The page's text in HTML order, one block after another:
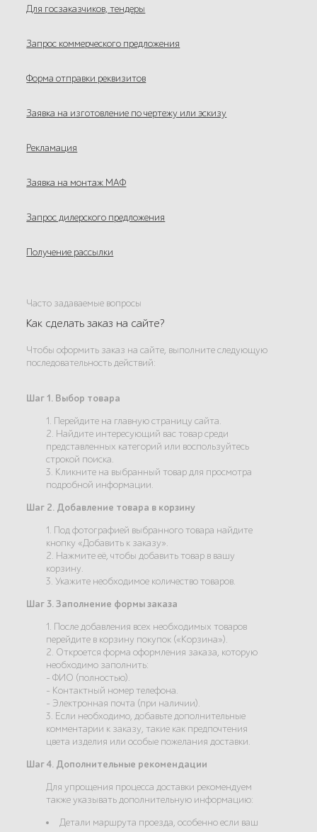
Для госзаказчиков, тендеры
Запрос коммерческого предложения
Форма отправки реквизитов
Заявка на изготовление по чертежу или эскизу
Рекламация
Заявка на монтаж МАФ
Запрос дилерского предложения
Получение рассылки
Часто задаваемые вопросы
Как сделать заказ на сайте?
Чтобы оформить заказ на сайте, выполните следующую
последовательность действий:
Шаг 1. Выбор товара
1. Перейдите на главную страницу сайта.
2. Найдите интересующий вас товар среди
представленных категорий или воспользуйтесь
строкой поиска.
3. Кликните на выбранный товар для просмотра
подробной информации.
Шаг 2. Добавление товара в корзину
1. Под фотографией выбранного товара найдите
кнопку «Добавить к заказу».
2. Нажмите её, чтобы добавить товар в вашу
корзину.
3. Укажите необходимое количество товаров.
Шаг 3. Заполнение формы заказа
1. После добавления всех необходимых товаров
перейдите в корзину покупок («Корзина»).
2. Откроется форма оформления заказа, которую
необходимо заполнить:
- ФИО (полностью).
- Контактный номер телефона.
- Электронная почта (при наличии).
3. Если необходимо, добавьте дополнительные
комментарии к заказу, такие как предпочтения
цвета изделия или особые пожелания доставки.
Шаг 4. Дополнительные рекомендации
Для упрощения процесса доставки рекомендуем
также указывать дополнительную информацию:
Детали маршрута проезда, особенно если ваш